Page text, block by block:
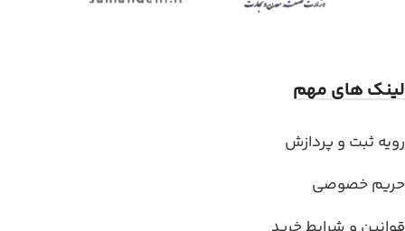
لینک های مهم
رویه ثبت و پردازش
حریم خصوصی